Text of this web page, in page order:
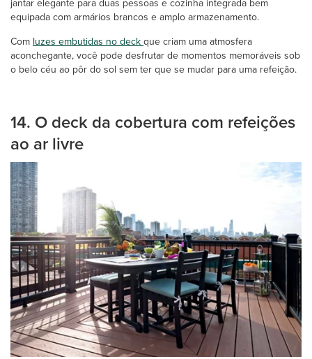
jantar elegante para duas pessoas e cozinha integrada bem
equipada com armários brancos e amplo armazenamento.
Com luzes embutidas no deckque criam uma atmosfera
aconchegante, você pode desfrutar de momentos memoráveis sob
o belo céu ao pôr do sol sem ter que se mudar para uma refeição.
14. O deck da cobertura com refeições
ao ar livre